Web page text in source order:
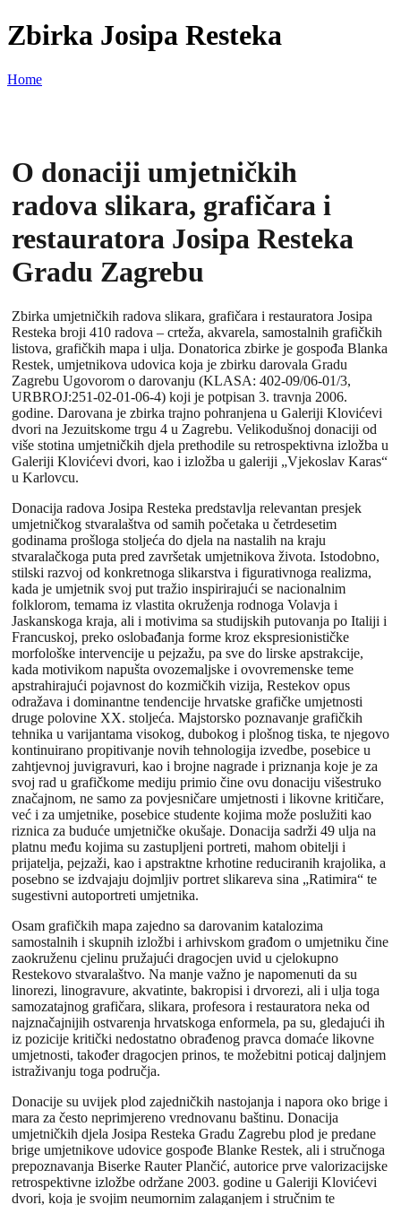
Zbirka Josipa Resteka
Home
O donaciji umjetničkih
radova slikara, grafičara i
restauratora Josipa Resteka
Gradu Zagrebu
Zbirka umjetničkih radova slikara, grafičara i restauratora Josipa
Resteka broji 410 radova – crteža, akvarela, samostalnih grafičkih
listova, grafičkih mapa i ulja. Donatorica zbirke je gospođa Blanka
Restek, umjetnikova udovica koja je zbirku darovala Gradu
Zagrebu Ugovorom o darovanju (KLASA: 402-09/06-01/3,
URBROJ:251-02-01-06-4) koji je potpisan 3. travnja 2006.
godine. Darovana je zbirka trajno pohranjena u Galeriji Klovićevi
dvori na Jezuitskome trgu 4 u Zagrebu. Velikodušnoj donaciji od
više stotina umjetničkih djela prethodile su retrospektivna izložba u
Galeriji Klovićevi dvori, kao i izložba u galeriji „Vjekoslav Karas“
u Karlovcu.
Donacija radova Josipa Resteka predstavlja relevantan presjek
umjetničkog stvaralaštva od samih početaka u četrdesetim
godinama prošloga stoljeća do djela na nastalih na kraju
stvaralačkoga puta pred završetak umjetnikova života. Istodobno,
stilski razvoj od konkretnoga slikarstva i figurativnoga realizma,
kada je umjetnik svoj put tražio inspirirajući se nacionalnim
folklorom, temama iz vlastita okruženja rodnoga Volavja i
Jaskanskoga kraja, ali i motivima sa studijskih putovanja po Italiji i
Francuskoj, preko oslobađanja forme kroz ekspresionističke
morfološke intervencije u pejzažu, pa sve do lirske apstrakcije,
kada motivikom napušta ovozemaljske i ovovremenske teme
apstrahirajući pojavnost do kozmičkih vizija, Restekov opus
odražava i dominantne tendencije hrvatske grafičke umjetnosti
druge polovine XX. stoljeća. Majstorsko poznavanje grafičkih
tehnika u varijantama visokog, dubokog i plošnog tiska, te njegovo
kontinuirano propitivanje novih tehnologija izvedbe, posebice u
zahtjevnoj juvigravuri, kao i brojne nagrade i priznanja koje je za
svoj rad u grafičkome mediju primio čine ovu donaciju višestruko
značajnom, ne samo za povjesničare umjetnosti i likovne kritičare,
već i za umjetnike, posebice studente kojima može poslužiti kao
riznica za buduće umjetničke okušaje. Donacija sadrži 49 ulja na
platnu među kojima su zastupljeni portreti, mahom obitelji i
prijatelja, pejzaži, kao i apstraktne krhotine reduciranih krajolika, a
posebno se izdvajaju dojmljiv portret slikareva sina „Ratimira“ te
sugestivni autoportreti umjetnika.
Osam grafičkih mapa zajedno sa darovanim katalozima
samostalnih i skupnih izložbi i arhivskom građom o umjetniku čine
zaokruženu cjelinu pružajući dragocjen uvid u cjelokupno
Restekovo stvaralaštvo. Na manje važno je napomenuti da su
linorezi, linogravure, akvatinte, bakropisi i drvorezi, ali i ulja toga
samozatajnog grafičara, slikara, profesora i restauratora neka od
najznačajnijih ostvarenja hrvatskoga enformela, pa su, gledajući ih
iz pozicije kritički nedostatno obrađenog pravca domaće likovne
umjetnosti, također dragocjen prinos, te možebitni poticaj daljnjem
istraživanju toga područja.
Donacije su uvijek plod zajedničkih nastojanja i napora oko brige i
mara za često neprimjereno vrednovanu baštinu. Donacija
umjetničkih djela Josipa Resteka Gradu Zagrebu plod je predane
brige umjetnikove udovice gospođe Blanke Restek, ali i stručnoga
prepoznavanja Biserke Rauter Plančić, autorice prve valorizacijske
retrospektivne izložbe održane 2003. godine u Galeriji Klovićevi
dvori, koja je svojim neumornim zalaganjem i stručnim te